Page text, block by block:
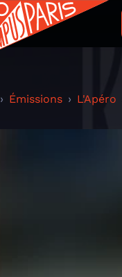
Émissions L'Apéro